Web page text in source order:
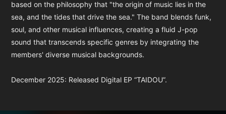
based on the philosophy that "the origin of music lies in the
sea, and the tides that drive the sea." The band blends funk,
soul, and other musical influences, creating a fluid J-pop
sound that transcends specific genres by integrating the
members' diverse musical backgrounds.
December 2025: Released Digital EP “TAIDOU”.